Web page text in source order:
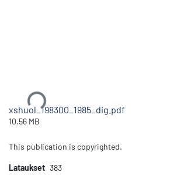
Ladataan...
xshuol_198300_1985_dig.pdf
10.56 MB
This publication is copyrighted.
Lataukset 383